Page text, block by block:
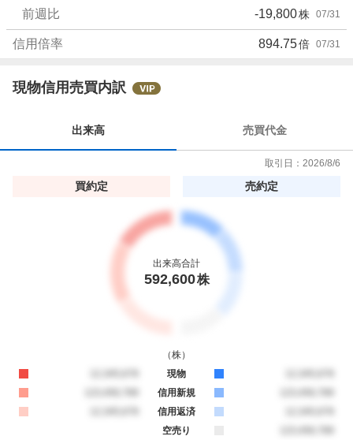
く
売
り
い
3
前週比 -19,800株 07/31
信用倍率 894.75倍 07/31
現物信用売買内訳
出来高 売買代金
取引日： 2026/8/6
買約定 売約定
出来高合計
592,600株
（株）
現物
信用新規
信用返済
空売り